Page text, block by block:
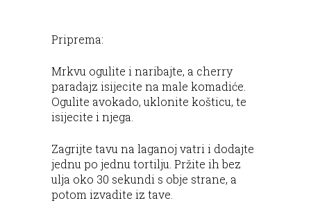
Priprema:
Mrkvu ogulite i naribajte, a cherry
paradajz isijecite na male komadiće.
Ogulite avokado, uklonite košticu, te
isijecite i njega.
Zagrijte tavu na laganoj vatri i dodajte
jednu po jednu tortilju. Pržite ih bez
ulja oko 30 sekundi s obje strane, a
potom izvadite iz tave.